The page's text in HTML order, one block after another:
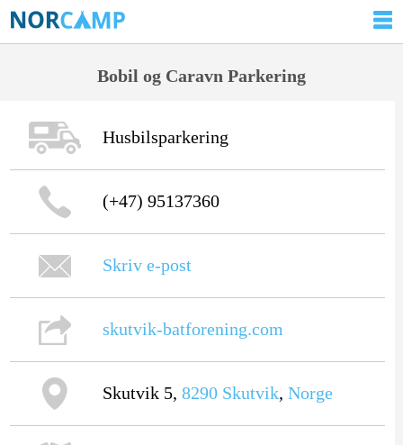
Bobil og Caravn Parkering
Husbilsparkering
(+47) 95137360
Skriv e-post
skutvik-batforening.com
Skutvik 5, 8290 Skutvik, Norge